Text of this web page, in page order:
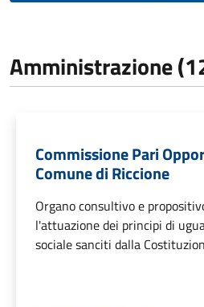
Amministrazione
Commissione Pari
Comune di Riccione
Organo consultivo e
l'attuazione dei principi di
sociale sanciti dalla